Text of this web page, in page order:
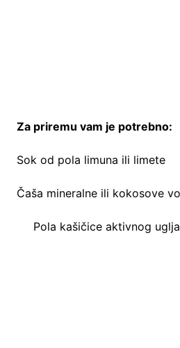
Za priremu vam je potrebno:
Sok od pola limuna ili limete
Čaša mineralne ili kokosove
Pola kašičice aktivnog uglja